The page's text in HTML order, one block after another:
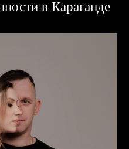
в Караганде